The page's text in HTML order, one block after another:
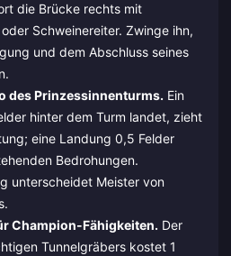
die Brücke rechts mit
Schweinereiter. Zwinge ihn,
und dem Abschluss seines
des Prinzessinnenturms. Ein
hinter dem Turm landet, zieht
eine Landung 0,5 Felder
Bedrohungen.
unterscheidet Meister von
Champion-Fähigkeiten. Der
Tunnelgräbers kostet 1